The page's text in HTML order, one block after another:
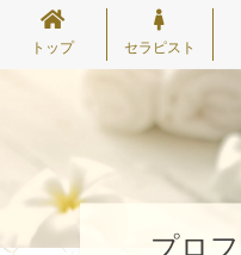
トップ セラピスト
プロ